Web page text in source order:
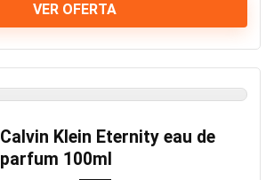
VER OFERTA
Calvin Klein Eternity eau de
parfum 100ml